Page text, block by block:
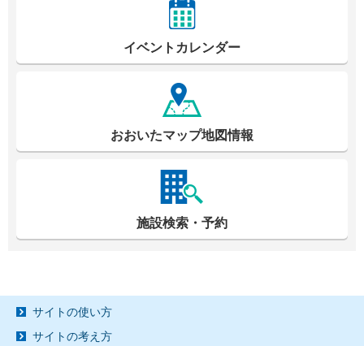
イベントカレンダー
おおいたマップ地図情報
施設検索・予約
サイトの使い方
サイトの考え方